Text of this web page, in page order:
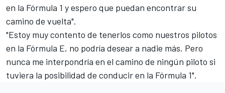
en la Fórmula 1 y espero que puedan encontrar su
camino de vuelta".
"Estoy muy contento de tenerlos como nuestros pilotos
en la Fórmula E, no podría desear a nadie más. Pero
nunca me interpondría en el camino de ningún piloto si
tuviera la posibilidad de conducir en la Fórmula 1".